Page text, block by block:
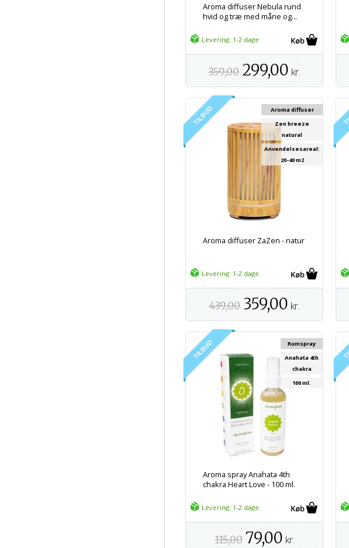
Aroma diffuser Nebula rund
hvid og træ med måne og...
Levering: 1-2 dage
359,00 299,00 kr.
Aroma diffuser ZaZen - natur
Aroma diffuser
Zen breeze
natural
Anvendelsesareal:
20-40 m2
Levering: 1-2 dage
439,00 359,00 kr.
Aroma spray Anahata 4th
chakra Heart Love - 100 ml.
Rumspray
Anahata 4th
chakra
100 ml.
Levering: 1-2 dage
115,00 79,00 kr.